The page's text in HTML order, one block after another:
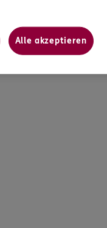
Alle akzeptieren